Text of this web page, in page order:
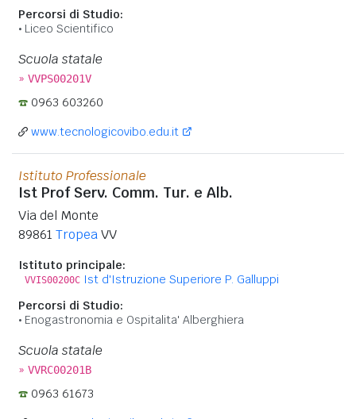
Percorsi di Studio:
Liceo Scientifico
Scuola statale
» VVPS00201V
0963 603260
www.tecnologicovibo.edu.it
Istituto Professionale
Ist Prof Serv. Comm. Tur. e Alb.
Via del Monte
89861 TropeaVV
Istituto principale:
VVIS00200C Ist d'Istruzione Superiore P. Galluppi
Percorsi di Studio:
Enogastronomia e Ospitalita' Alberghiera
Scuola statale
» VVRC00201B
0963 61673